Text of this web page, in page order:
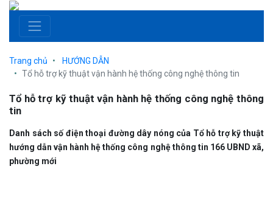
Trang chủ
HƯỚNG DẪN
Tổ hỗ trợ kỹ thuật vận hành hệ thống công nghệ thông tin
Tổ hỗ trợ kỹ thuật vận hành hệ thống công nghệ thông
tin
Danh sách số điện thoại đường dây nóng của Tổ hỗ trợ kỹ thuật
hướng dẫn vận hành hệ thống công nghệ thông tin 166 UBND xã,
phường mới